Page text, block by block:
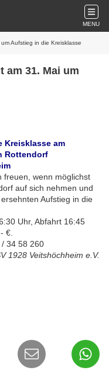
MENU
Aufstieg in die Kreisklasse
am 31. Mai um
Kreisklasse am
Rottendorf
freuen, wenn möglichst
auf sich nehmen und
Aufstieg in die
Uhr, Abfahrt 16:45
€.
/ 34 58 260
1928 Veitshöchheim e.V.